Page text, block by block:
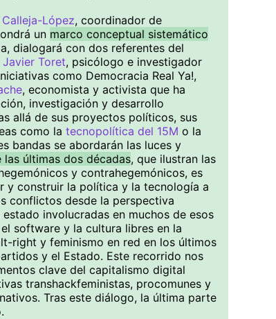
López, coordinador de
un marco conceptual sistemático
dialogará con dos referentes del
Javier Toret, psicólogo e investigador
como Democracia Real Ya!,
, economista y activista que ha
investigación y desarrollo
allá de sus proyectos políticos, sus
como la tecnopolítica del 15M o la
bandas se abordarán las luces y
últimas dos décadas, que ilustran las
y contrahegemónicos, es
y construir la política y la tecnología a
conflictos desde la perspectiva
involucradas en muchos de esos
software y la cultura libres en la
right y feminismo en red en los últimos
y el Estado. Este recorrido nos
clave del capitalismo digital
transhackfeministas, procomunes y
Tras este diálogo, la última parte